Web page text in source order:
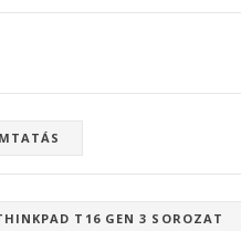
T16 GEN 3 SOROZAT